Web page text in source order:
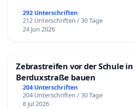
292 Unterschriften
212 Unterschriften / 30 Tage
24 Jun 2026
Zebrastreifen vor der Schule in
Berduxstraße bauen
204 Unterschriften
204 Unterschriften / 30 Tage
8 Jul 2026